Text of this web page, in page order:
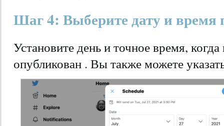
Шаг 4: Выберите дату и время
Установите день и точное время,
опубликован . Вы также можете